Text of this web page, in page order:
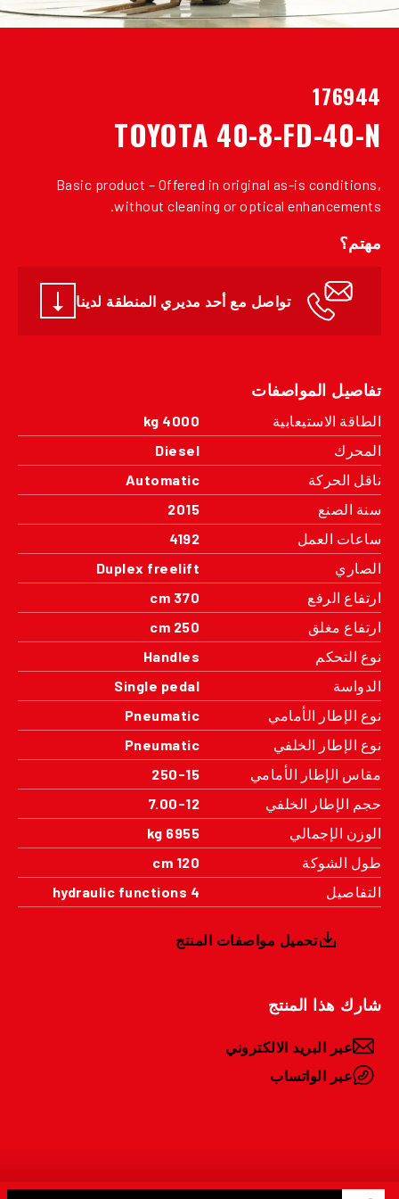
176944
TOYOTA 40-8-FD-40-N
Basic product – Offered in original as-is conditions,
without cleaning or optical enhancements.
مهتم؟
تواصل مع أحد مديري المنطقة لدينا
تفاصيل المواصفات
الطاقة الاستيعابية
4000 kg
المحرك
Diesel
ناقل الحركة
Automatic
سنة الصنع
2015
ساعات العمل
4192
الصاري
Duplex freelift
ارتفاع الرفع
370 cm
ارتفاع مغلق
250 cm
نوع التحكم
Handles
الدواسة
Single pedal
نوع الإطار الأمامي
Pneumatic
نوع الإطار الخلفي
Pneumatic
مقاس الإطار الأمامي
250-15
حجم الإطار الخلفي
7.00-12
الوزن الإجمالي
6955 kg
طول الشوكة
120 cm
التفاصيل
4 hydraulic functions
تحميل مواصفات المنتج
شارك هذا المنتج
عبر البريد الالكتروني
عبر الواتساب